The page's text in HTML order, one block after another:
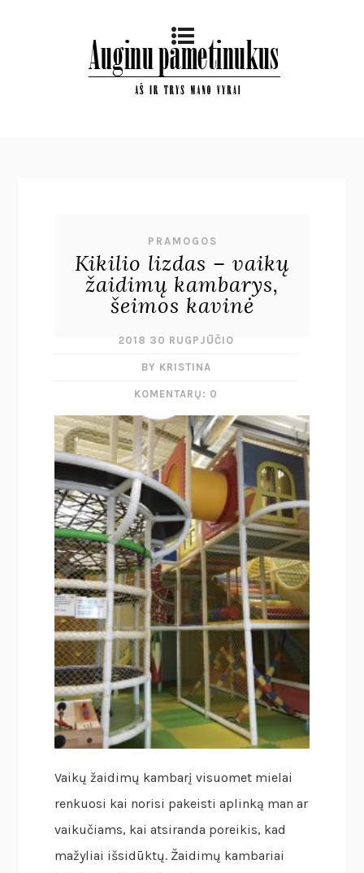
PRAMOGOS
Kikilio lizdas – vaikų
žaidimų kambarys,
šeimos kavinė
2018 30 RUGPJŪČIO
BY KRISTINA
KOMENTARŲ: 0
Vaikų žaidimų kambarį visuomet mielai
renkuosi kai norisi pakeisti aplinką man ar
vaikučiams, kai atsiranda poreikis, kad
mažyliai išsidūktų. Žaidimų kambariai